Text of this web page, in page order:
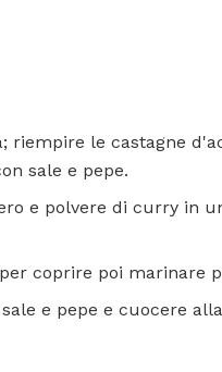
riempire le castagne
sale e pepe.
e polvere di curry in
coprire poi marinare
e pepe e cuocere